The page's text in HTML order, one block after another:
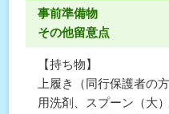
事前準備物
その他留意点
【持ち物】
上履き（同行保護者の
用洗剤、スプーン（大）